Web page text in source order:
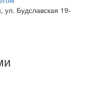
ул. Будславская 19-